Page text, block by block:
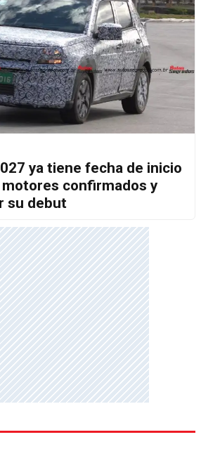
ya tiene fecha de inicio
confirmados y
su debut